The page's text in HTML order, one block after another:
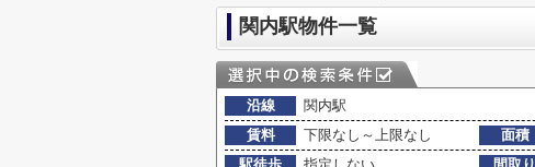
関内駅物件一覧
沿線
関内駅
賃料
下限なし～上限なし 面積